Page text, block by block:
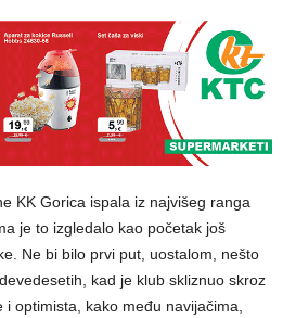
KK Gorica ispala iz najvišeg ranga
je to izgledalo kao početak još
Ne bi bilo prvi put, uostalom, nešto
kad je klub skliznuo skroz
optimista, kako među navijačima,